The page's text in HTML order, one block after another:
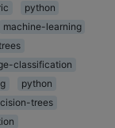
python
machine-learning
classification
python
trees